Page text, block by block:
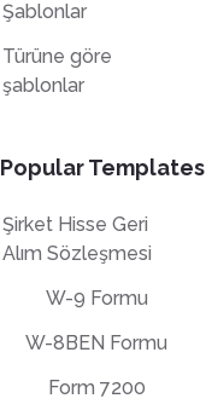
Şablonlar
Türüne göre
şablonlar
Popular Templates
Şirket Hisse Geri
Alım Sözleşmesi
W-9 Formu
W-8BEN Formu
Form 7200